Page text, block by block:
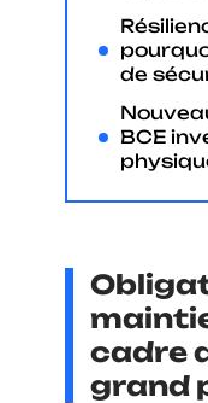
de
BCE
cadre
grand